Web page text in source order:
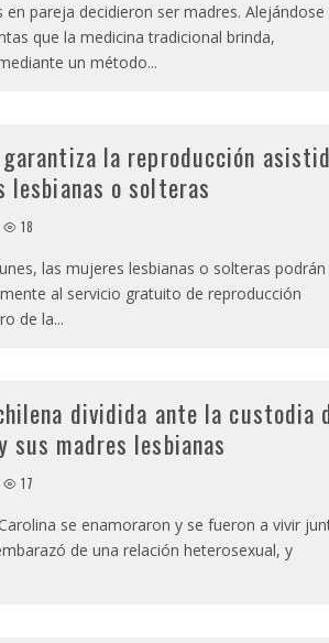
en pareja decidieron ser madres. Alejándose
que la medicina tradicional brinda,
un método...
la reproducción
lesbianas o solteras
18
las mujeres lesbianas o solteras podrán
al servicio gratuito de reproducción
de la...
dividida ante la custodia
sus madres lesbianas
17
se enamoraron y se fueron a vivir
de una relación heterosexual, y